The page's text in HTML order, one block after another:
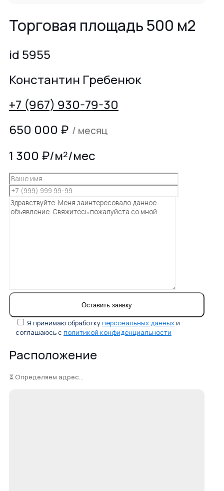
Торговая площадь 500 м2
id 5955
Константин Гребенюк
+7 (967) 930-79-30
650 000 ₽ / месяц
1 300 ₽/м²/мес
Я принимаю обработкуперсональных данных и
соглашаюсь с политикой конфиденциальности
Расположение
⏳ Определяем адрес...